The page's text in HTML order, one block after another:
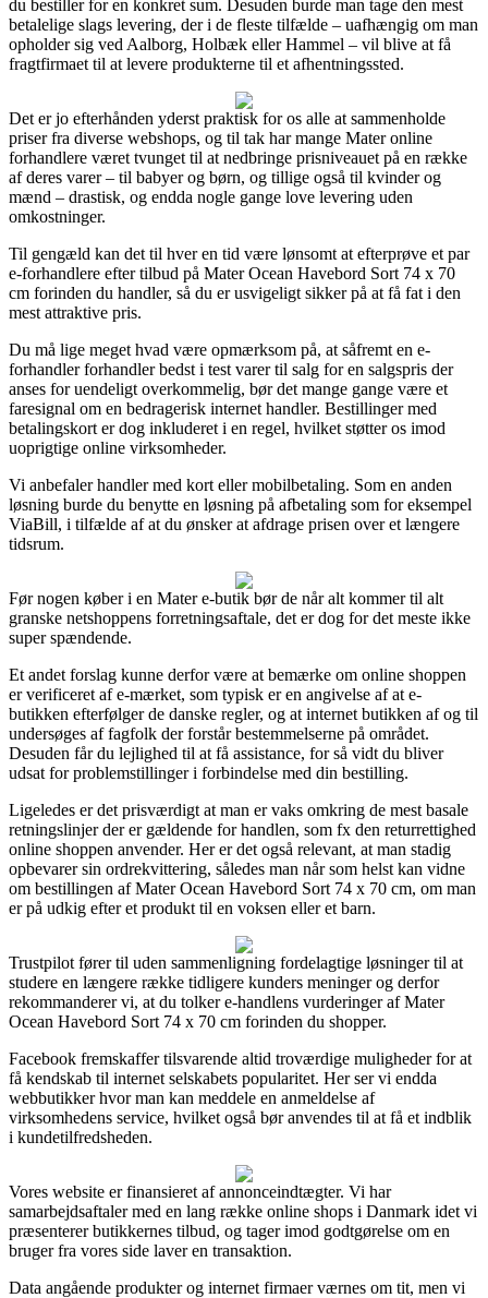
du bestiller for en konkret sum. Desuden burde man tage den mest
betalelige slags levering, der i de fleste tilfælde – uafhængig om man
opholder sig ved Aalborg, Holbæk eller Hammel – vil blive at få
fragtfirmaet til at levere produkterne til et afhentningssted.
Det er jo efterhånden yderst praktisk for os alle at sammenholde
priser fra diverse webshops, og til tak har mange Mater online
forhandlere været tvunget til at nedbringe prisniveauet på en række
af deres varer – til babyer og børn, og tillige også til kvinder og
mænd – drastisk, og endda nogle gange love levering uden
omkostninger.
Til gengæld kan det til hver en tid være lønsomt at efterprøve et par
e-forhandlere efter tilbud på Mater Ocean Havebord Sort 74 x 70
cm forinden du handler, så du er usvigeligt sikker på at få fat i den
mest attraktive pris.
Du må lige meget hvad være opmærksom på, at såfremt en e-
forhandler forhandler bedst i test varer til salg for en salgspris der
anses for uendeligt overkommelig, bør det mange gange være et
faresignal om en bedragerisk internet handler. Bestillinger med
betalingskort er dog inkluderet i en regel, hvilket støtter os imod
uoprigtige online virksomheder.
Vi anbefaler handler med kort eller mobilbetaling. Som en anden
løsning burde du benytte en løsning på afbetaling som for eksempel
ViaBill, i tilfælde af at du ønsker at afdrage prisen over et længere
tidsrum.
Før nogen køber i en Mater e-butik bør de når alt kommer til alt
granske netshoppens forretningsaftale, det er dog for det meste ikke
super spændende.
Et andet forslag kunne derfor være at bemærke om online shoppen
er verificeret af e-mærket, som typisk er en angivelse af at e-
butikken efterfølger de danske regler, og at internet butikken af og til
undersøges af fagfolk der forstår bestemmelserne på området.
Desuden får du lejlighed til at få assistance, for så vidt du bliver
udsat for problemstillinger i forbindelse med din bestilling.
Ligeledes er det prisværdigt at man er vaks omkring de mest basale
retningslinjer der er gældende for handlen, som fx den returrettighed
online shoppen anvender. Her er det også relevant, at man stadig
opbevarer sin ordrekvittering, således man når som helst kan vidne
om bestillingen af Mater Ocean Havebord Sort 74 x 70 cm, om man
er på udkig efter et produkt til en voksen eller et barn.
Trustpilot fører til uden sammenligning fordelagtige løsninger til at
studere en længere række tidligere kunders meninger og derfor
rekommanderer vi, at du tolker e-handlens vurderinger af Mater
Ocean Havebord Sort 74 x 70 cm forinden du shopper.
Facebook fremskaffer tilsvarende altid troværdige muligheder for at
få kendskab til internet selskabets popularitet. Her ser vi endda
webbutikker hvor man kan meddele en anmeldelse af
virksomhedens service, hvilket også bør anvendes til at få et indblik
i kundetilfredsheden.
Vores website er finansieret af annonceindtægter. Vi har
samarbejdsaftaler med en lang række online shops i Danmark idet vi
præsenterer butikkernes tilbud, og tager imod godtgørelse om en
bruger fra vores side laver en transaktion.
Data angående produkter og internet firmaer værnes om tit, men vi